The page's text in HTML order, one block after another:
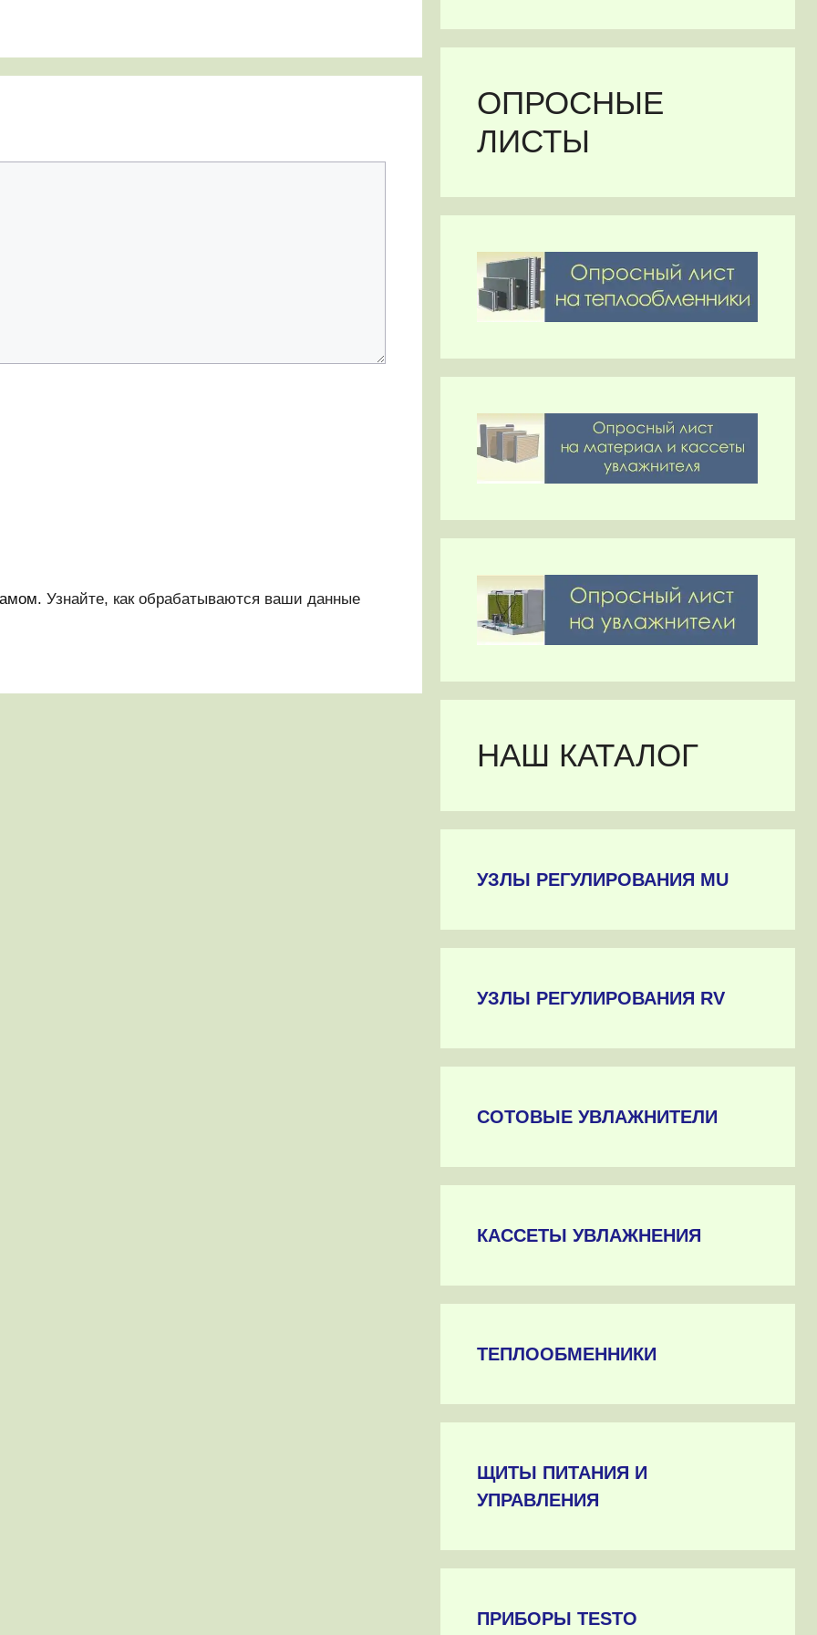
Узнайте, как обрабатываются ваши данные
ОПРОСНЫЕ
ЛИСТЫ
НАШ КАТАЛОГ
УЗЛЫ РЕГУЛИРОВАНИЯ MU
УЗЛЫ РЕГУЛИРОВАНИЯ RV
СОТОВЫЕ УВЛАЖНИТЕЛИ
КАССЕТЫ УВЛАЖНЕНИЯ
ТЕПЛООБМЕННИКИ
ЩИТЫ ПИТАНИЯ И
УПРАВЛЕНИЯ
ПРИБОРЫ TESTO